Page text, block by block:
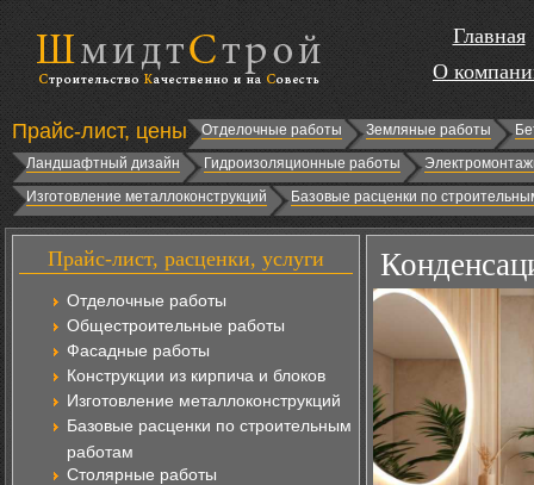
Главная
О
Прайс-лист, цены Отделочные работы Земляные работы
Ландшафтный дизайн
Гидроизоляционные работы
Изготовление металлоконструкций
Базовые расценки по
Прайс-лист, расценки, услуги
Отделочные работы
Общестроительные работы
Фасадные работы
Конструкции из кирпича и блоков
Изготовление металлоконструкций
Базовые расценки по строительным
работам
Столярные работы